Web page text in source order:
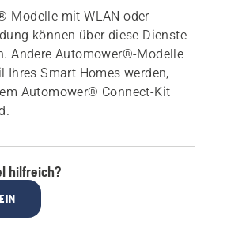
Modelle mit WLAN oder
können über diese Dienste
Andere Automower®-Modelle
Ihres Smart Homes werden,
Automower® Connect-Kit
hilfreich?